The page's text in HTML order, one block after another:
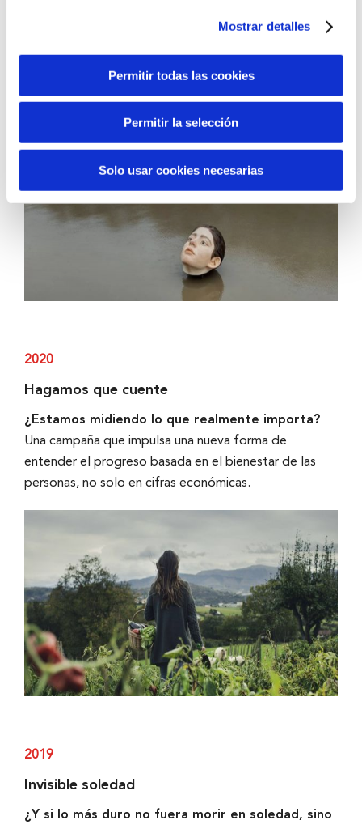
Mostrar detalles
Permitir todas las cookies
Permitir la selección
Solo usar cookies necesarias
Una escultura viva que emerge y se hunde
acciones diarias condicionan el mundo que heredarán
2020
Hagamos que cuente
¿Estamos midiendo lo que realmente importa?
Una campaña que impulsa una nueva forma de
entender el progreso basada en el bienestar de las
personas, no solo en cifras económicas.
2019
Invisible soledad
¿Y si lo más duro no fuera morir en soledad, sino